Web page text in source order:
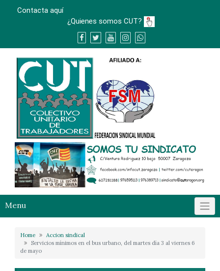
Contacta aquí
¿Quienes somos CUT?
Menu
Home
Accion sindical
Servicios mínimos en el bus urbano, del martes día 3 al viernes 6
de mayo